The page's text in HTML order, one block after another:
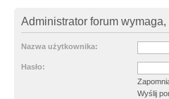
Administrator forum
Nazwa użytkownika:
Hasło:
Wyślij